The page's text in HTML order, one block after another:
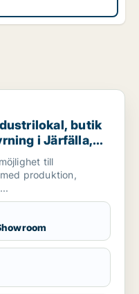
butik eller showroom för
butik
i Järfälla,
m.fl. till
produktion,